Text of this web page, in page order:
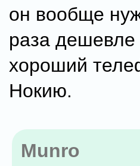
он вообще
раза дешевле
хороший
Нокию.
Munro